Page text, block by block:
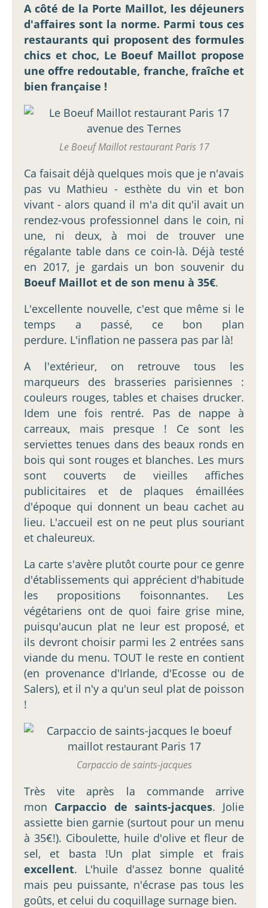
A côté de la Porte Maillot, les déjeuners
d'affaires sont la norme. Parmi tous ces
restaurants qui proposent des formules
chics et choc, Le Boeuf Maillot propose
une offre redoutable, franche, fraîche et
bien française !
Le Boeuf Maillot restaurant Paris 17
Ca faisait déjà quelques mois que je n'avais
pas vu Mathieu - esthète du vin et bon
vivant - alors quand il m'a dit qu'il avait un
rendez-vous professionnel dans le coin, ni
une, ni deux, à moi de trouver une
régalante table dans ce coin-là. Déjà testé
en 2017, je gardais un bon souvenir du
Boeuf Maillot et de son menu à 35€.
L'excellente nouvelle, c'est que même si le
temps a passé, ce bon plan
perdure. L'inflation ne passera pas par là!
A l'extérieur, on retrouve tous les
marqueurs des brasseries parisiennes :
couleurs rouges, tables et chaises drucker.
Idem une fois rentré. Pas de nappe à
carreaux, mais presque ! Ce sont les
serviettes tenues dans des beaux ronds en
bois qui sont rouges et blanches. Les murs
sont couverts de vieilles affiches
publicitaires et de plaques émaillées
d'époque qui donnent un beau cachet au
lieu. L'accueil est on ne peut plus souriant
et chaleureux.
La carte s'avère plutôt courte pour ce genre
d'établissements qui apprécient d'habitude
les propositions foisonnantes. Les
végétariens ont de quoi faire grise mine,
puisqu'aucun plat ne leur est proposé, et
ils devront choisir parmi les 2 entrées sans
viande du menu. TOUT le reste en contient
(en provenance d'Irlande, d'Ecosse ou de
Salers), et il n'y a qu'un seul plat de poisson
!
Carpaccio de saints-jacques
Très vite après la commande arrive
mon Carpaccio de saints-jacques. Jolie
assiette bien garnie (surtout pour un menu
à 35€!). Ciboulette, huile d'olive et fleur de
sel, et basta !Un plat simple et frais
excellent. L'huile d'assez bonne qualité
mais peu puissante, n'écrase pas tous les
goûts, et celui du coquillage surnage bien.